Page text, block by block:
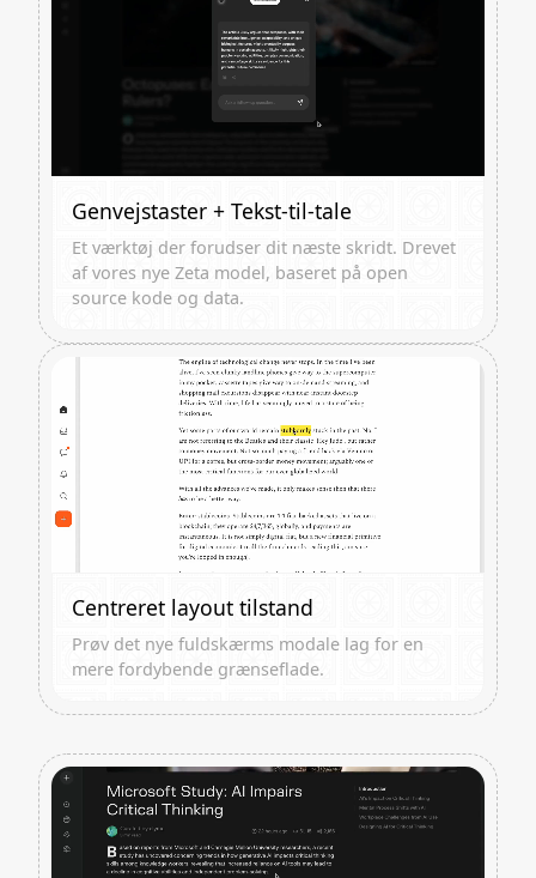
Genvejstaster + Tekst-til-tale
Et værktøj der forudser dit næste skridt. Drevet
af vores nye Zeta model, baseret på open
source kode og data.
Centreret layout tilstand
Prøv det nye fuldskærms modale lag for en
mere fordybende grænseflade.